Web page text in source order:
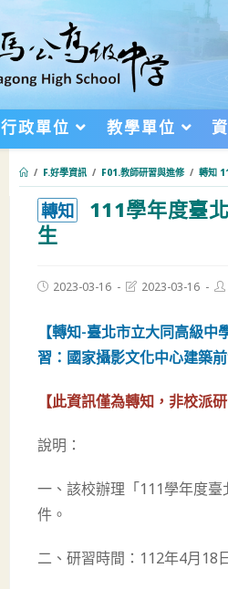
行政單位 教學單位
/ F.好學資訊 / F01.教師研習與進修 / 轉知
轉知
111學年度臺
生
Post2023-03-16
Post2023-03-16
【轉知-臺北市立大同高級
習：國家攝影文化中心建築前
【此資訊僅為轉知，非校派
說明：
一、該校辦理「111學年度
件。
二、研習時間：112年4月18